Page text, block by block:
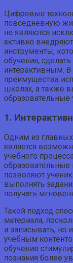
Цифровые
повседневную
не являются
активно
инструменты,
обучения,
интерактивным.
преимущества
школах, а также
1.
Одним из
является
учебного
позволяют
выполнять
получать
Такой подход
материала,
и записывать, но
учебным
обучение
познания более